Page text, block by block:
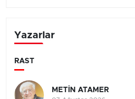
Yazarlar
RAST
METİN ATAMER